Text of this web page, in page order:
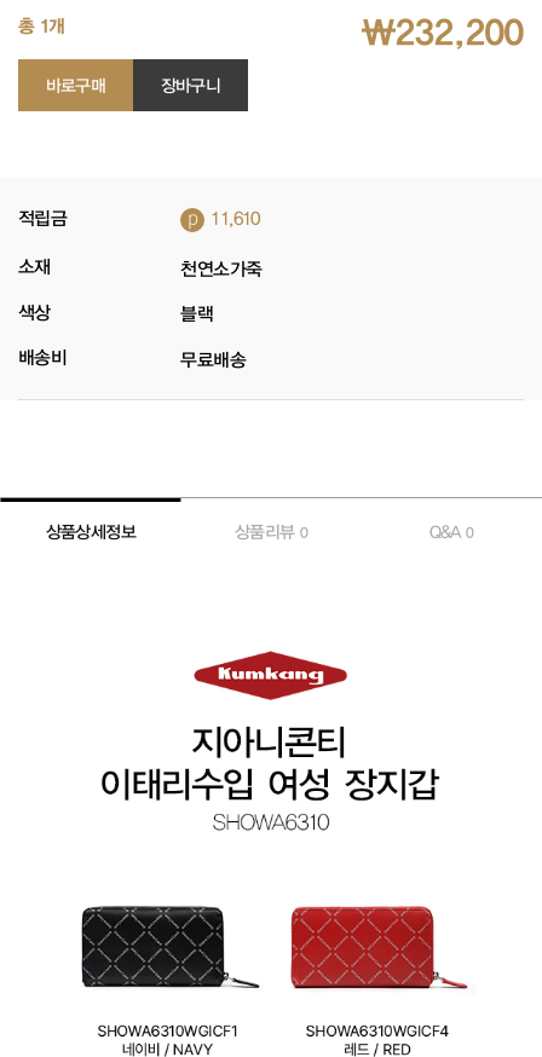
총 1개 ₩232,200
바로구매 장바구니
적립금 p 11,610
소재 천연소가죽
색상 블랙
배송비 무료배송
상품상세정보 상품리뷰 0 Q&A0